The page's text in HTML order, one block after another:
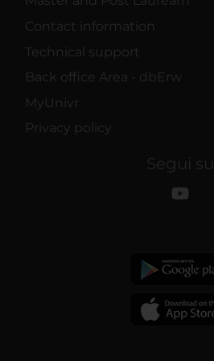
Contact information
Technical support
Back office Area - dbErw
MyUnivr
Privacy policy
Segui su